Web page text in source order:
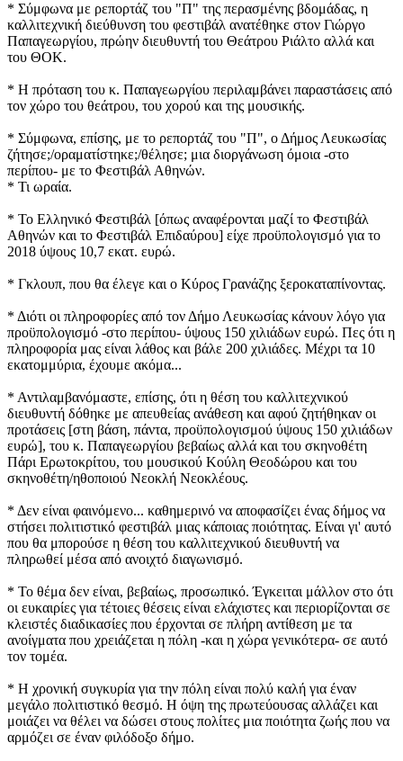
* Σύμφωνα με ρεπορτάζ του "Π" της περασμένης βδομάδας, η
καλλιτεχνική διεύθυνση του φεστιβάλ ανατέθηκε στον Γιώργο
Παπαγεωργίου, πρώην διευθυντή του Θεάτρου Ριάλτο αλλά και
του ΘΟΚ.
* Η πρόταση του κ. Παπαγεωργίου περιλαμβάνει παραστάσεις από
τον χώρο του θεάτρου, του χορού και της μουσικής.
* Σύμφωνα, επίσης, με το ρεπορτάζ του "Π", ο Δήμος Λευκωσίας
ζήτησε;/οραματίστηκε;/θέλησε; μια διοργάνωση όμοια -στο
περίπου- με το Φεστιβάλ Αθηνών.
* Τι ωραία.
* Το Ελληνικό Φεστιβάλ [όπως αναφέρονται μαζί το Φεστιβάλ
Αθηνών και το Φεστιβάλ Επιδαύρου] είχε προϋπολογισμό για το
2018 ύψους 10,7 εκατ. ευρώ.
* Γκλουπ, που θα έλεγε και ο Κύρος Γρανάζης ξεροκαταπίνοντας.
* Διότι οι πληροφορίες από τον Δήμο Λευκωσίας κάνουν λόγο για
προϋπολογισμό -στο περίπου- ύψους 150 χιλιάδων ευρώ. Πες ότι η
πληροφορία μας είναι λάθος και βάλε 200 χιλιάδες. Μέχρι τα 10
εκατομμύρια, έχουμε ακόμα...
* Αντιλαμβανόμαστε, επίσης, ότι η θέση του καλλιτεχνικού
διευθυντή δόθηκε με απευθείας ανάθεση και αφού ζητήθηκαν οι
προτάσεις [στη βάση, πάντα, προϋπολογισμού ύψους 150 χιλιάδων
ευρώ], του κ. Παπαγεωργίου βεβαίως αλλά και του σκηνοθέτη
Πάρι Ερωτοκρίτου, του μουσικού Κούλη Θεοδώρου και του
σκηνοθέτη/ηθοποιού Νεοκλή Νεοκλέους.
* Δεν είναι φαινόμενο... καθημερινό να αποφασίζει ένας δήμος να
στήσει πολιτιστικό φεστιβάλ μιας κάποιας ποιότητας. Είναι γι' αυτό
που θα μπορούσε η θέση του καλλιτεχνικού διευθυντή να
πληρωθεί μέσα από ανοιχτό διαγωνισμό.
* Το θέμα δεν είναι, βεβαίως, προσωπικό. Έγκειται μάλλον στο ότι
οι ευκαιρίες για τέτοιες θέσεις είναι ελάχιστες και περιορίζονται σε
κλειστές διαδικασίες που έρχονται σε πλήρη αντίθεση με τα
ανοίγματα που χρειάζεται η πόλη -και η χώρα γενικότερα- σε αυτό
τον τομέα.
* Η χρονική συγκυρία για την πόλη είναι πολύ καλή για έναν
μεγάλο πολιτιστικό θεσμό. Η όψη της πρωτεύουσας αλλάζει και
μοιάζει να θέλει να δώσει στους πολίτες μια ποιότητα ζωής που να
αρμόζει σε έναν φιλόδοξο δήμο.